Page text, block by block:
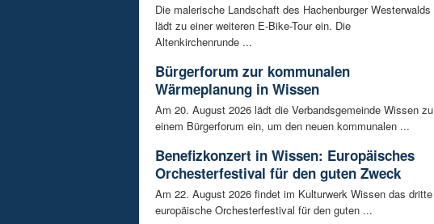
Die malerische Landschaft des Hachenburger Westerwalds
lädt zu einer weiteren E-Bike-Tour ein. Die
Altenkirchenrunde ...
Bürgerforum zur kommunalen
Wärmeplanung in Wissen
Am 20. August 2026 lädt die Verbandsgemeinde Wissen zu
einem Bürgerforum ein, um den neuen kommunalen ...
Benefizkonzert in Wissen: Europäisches
Orchesterfestival für den guten Zweck
Am 22. August 2026 findet im Kulturwerk Wissen das dritte
europäische Orchesterfestival für den guten ...